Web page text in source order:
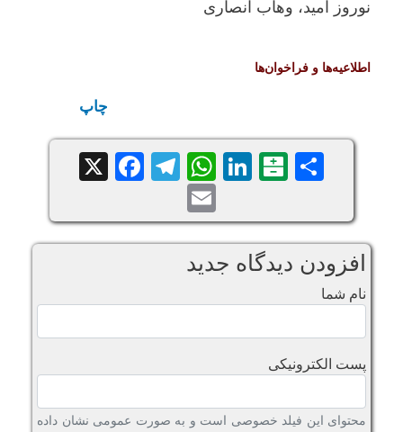
نوروز امید، وهاب انصاری
اطلاعیه‌ها و فراخوان‌ها
چاپ
Share
Balatarin
LinkedIn
WhatsApp
Telegram
Facebook
X
Email
افزودن دیدگاه جدید
نام شما
پست الکترونیکی
محتوای این فیلد خصوصی است و به صورت عمومی نشان داده